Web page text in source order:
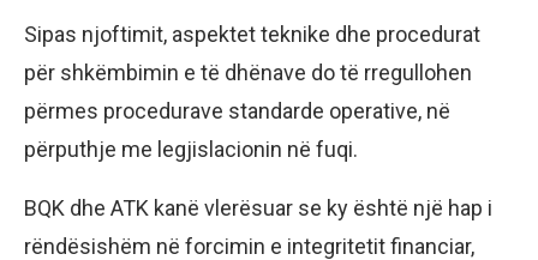
Sipas njoftimit, aspektet teknike dhe procedurat
për shkëmbimin e të dhënave do të rregullohen
përmes procedurave standarde operative, në
përputhje me legjislacionin në fuqi.
BQK dhe ATK kanë vlerësuar se ky është një hap i
rëndësishëm në forcimin e integritetit financiar,